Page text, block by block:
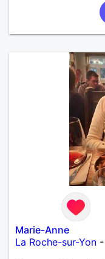
Marie-Anne
La Roche-sur-Yon -